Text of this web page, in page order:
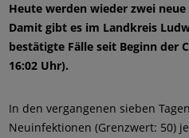
Heute werden wieder zwei neue
Damit gibt es im Landkreis
bestätigte Fälle seit Beginn der
16:02 Uhr).
In den vergangenen sieben
Neuinfektionen (Grenzwert: 50)